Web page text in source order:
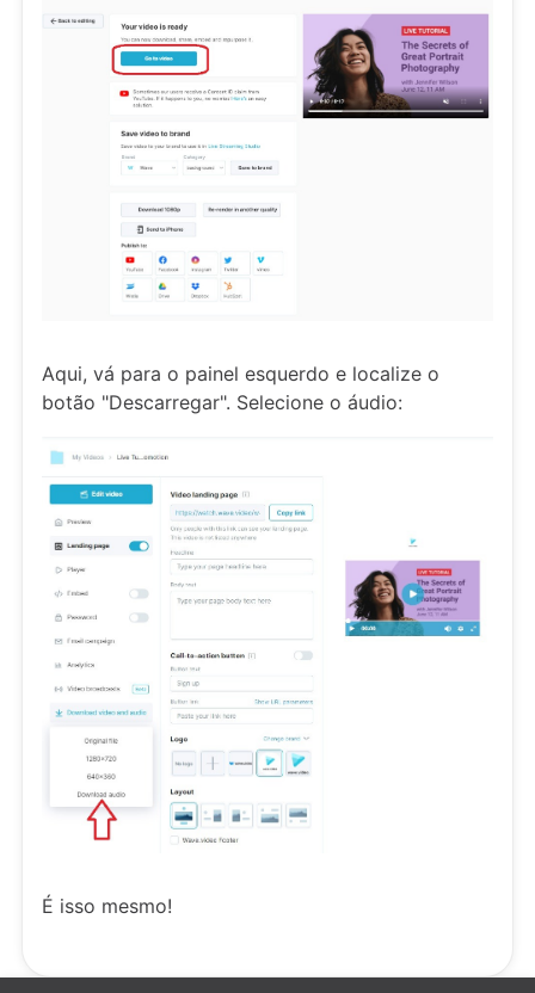
Aqui, vá para o painel esquerdo e localize o
botão "Descarregar". Selecione o áudio:
É isso mesmo!